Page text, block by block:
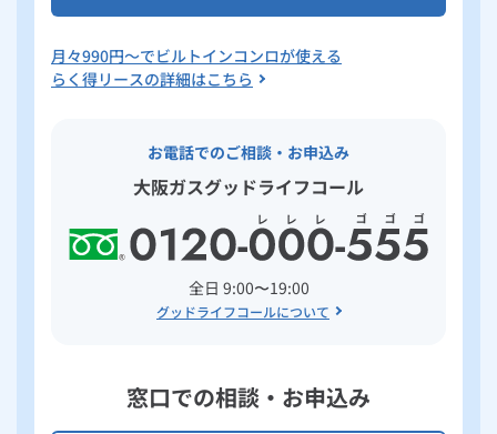
月々990円～でビルトインコンロが使える
らく得リースの詳細はこちら
お電話でのご相談・お申込み
大阪ガスグッドライフコール
全日 9:00〜19:00
グッドライフコールについて
窓口での相談・お申込み